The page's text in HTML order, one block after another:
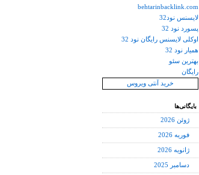
behtarinbacklink.com
لایسنس نود32
پسورد نود 32
اوکلی لایسنس رایگان نود 32
همیار نود 32
بهترین سئو
رایگان
خرید آنتی ویروس
بایگانی‌ها
ژوئن 2026
فوریه 2026
ژانویه 2026
دسامبر 2025